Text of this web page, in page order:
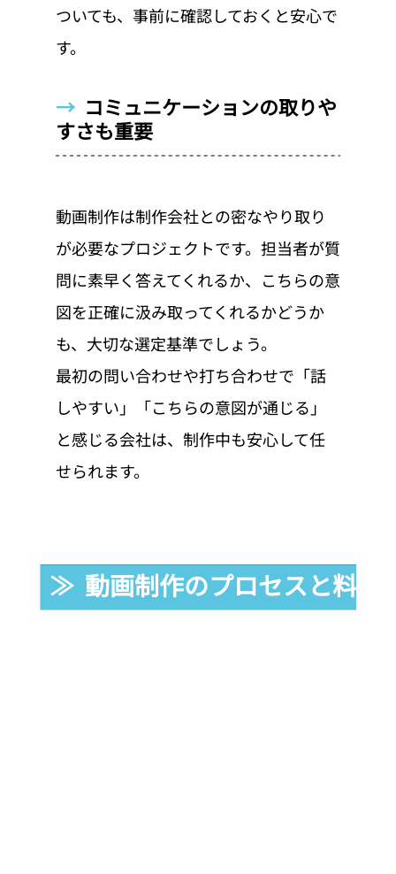
ついても、事前に確認しておくと安心で
す。
→ コミュニケーションの取りや
すさも重要
動画制作は制作会社との密なやり取り
が必要なプロジェクトです。担当者が質
問に素早く答えてくれるか、こちらの意
図を正確に汲み取ってくれるかどうか
も、大切な選定基準でしょう。
最初の問い合わせや打ち合わせで「話
しやすい」「こちらの意図が通じる」
と感じる会社は、制作中も安心して任
せられます。
≫  動画制作のプロセスと料金